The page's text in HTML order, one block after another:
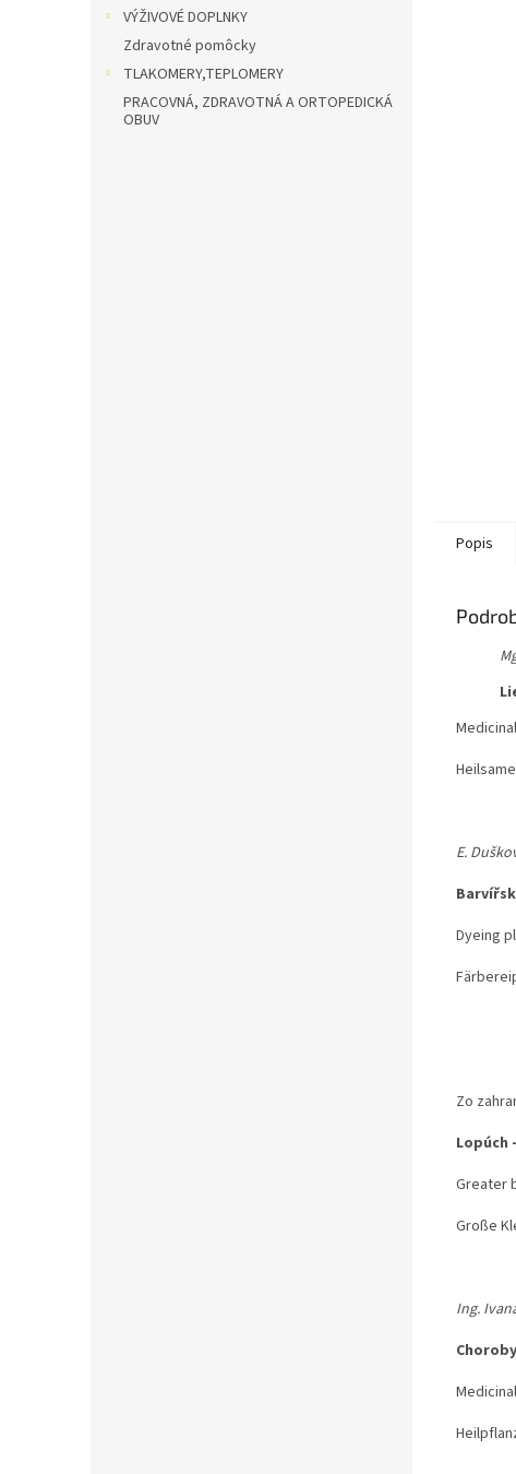
VÝŽIVOVÉ DOPLNKY
Zdravotné pomôcky
TLAKOMERY,TEPLOMERY
PRACOVNÁ, ZDRAVOTNÁ A ORTOPEDICKÁ
OBUV
Popis
E.
Dyeing
Zo
Lopúch
Greater
Große
Ing.